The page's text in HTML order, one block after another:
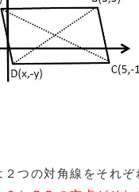
つの対角線をそれぞ